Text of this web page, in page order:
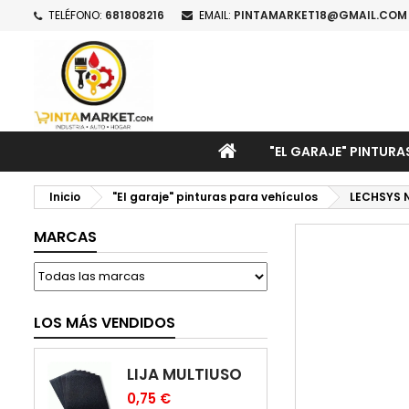
TELÉFONO: 681808216 EMAIL: PINTAMARKET18@GMAIL.COM
INICIO"EL GARAJE"
Inicio "El garaje" pinturas para vehículos LECHSYS
MARCAS
LOS MÁS VENDIDOS
LIJA MULTIUSO
0,75 €